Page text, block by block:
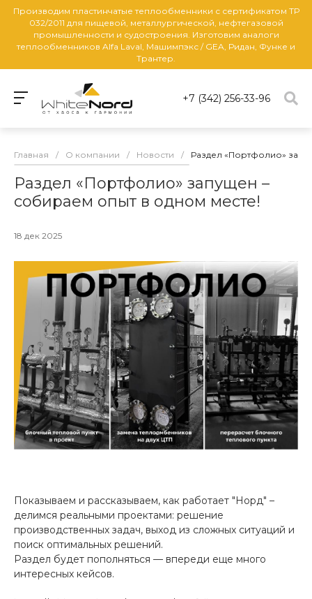
Производим пластинчатые теплообменники с сертификатом ТР
032/2011 для пищевой, металлургической, нефтегазовой
промышленности и судостроения. Изготовим аналоги
теплообменников Alfa Laval, Машимпэкс / GEA, Ридан, Функе и
Трантер.
+7 (342) 256-33-96
Главная / О компании / Новости / Раздел «Портфолио»
Раздел «Портфолио» запущен –
собираем опыт в одном месте!
18 дек 2025
Показываем и рассказываем, как работает "Норд" –
делимся реальными проектами: решение
производственных задач, выход из сложных ситуаций и
поиск оптимальных решений.
Раздел будет пополняться — впереди еще много
интересных кейсов.